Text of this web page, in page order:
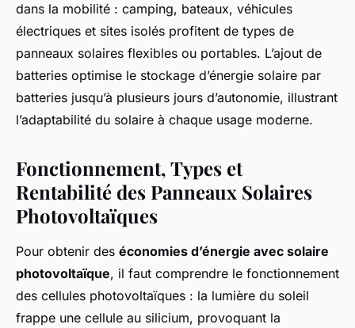
dans la mobilité : camping, bateaux, véhicules
électriques et sites isolés profitent de types de
panneaux solaires flexibles ou portables. L’ajout de
batteries optimise le stockage d’énergie solaire par
batteries jusqu’à plusieurs jours d’autonomie, illustrant
l’adaptabilité du solaire à chaque usage moderne.
Fonctionnement, Types et
Rentabilité des Panneaux Solaires
Photovoltaïques
Pour obtenir des économies d’énergie avec solaire
photovoltaïque, il faut comprendre le fonctionnement
des cellules photovoltaïques : la lumière du soleil
frappe une cellule au silicium, provoquant la